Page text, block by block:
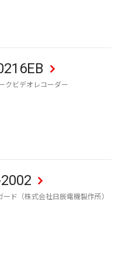
クビデオレコーダー
ード（株式会社日辰電機製作所）